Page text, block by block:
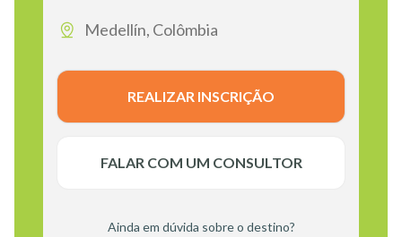
Medellín, Colômbia
REALIZAR INSCRIÇÃO
FALAR COM UM CONSULTOR
Ainda em dúvida sobre o destino?